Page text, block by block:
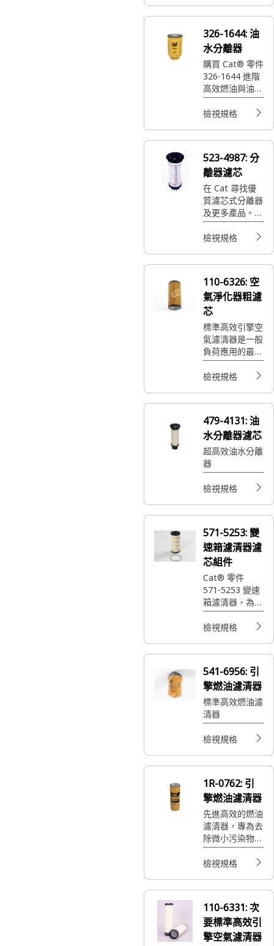
326-1644:油
水分離器
購買 Cat® 零件
326-1644 進階
高效燃油與油水
分離器，可延長
Cat® 機具使用
檢視規格
523-4987:分
離器濾芯
在 Cat 尋找優
質濾芯式分離器
及更多產品。探
索可靠的重載型
組件，如交流發
以滿足您的需
檢視規格
110-6326: 空
氣淨化器粗濾
芯
標準高效引擎空
氣濾清器是一般
負荷應用的最佳
選擇，可提供更
大的容量和快速
檢視規格
479-4131:油
水分離器濾芯
超高效油水分離
器
檢視規格
571-5253:變
速箱濾清器濾
芯組件
Cat® 零件
571-5253 變速
箱濾清器，為
Caterpillar 機器
提供保護與耐用
檢視規格
541-6956: 引
擎燃油濾清器
標準高效燃油濾
清器
檢視規格
1R-0762: 引
擎燃油濾清器
先進高效的燃油
濾清器，專為去
除微小污染物而
設計；保護靈敏
的噴油器，避免
修，從而節省寶
貴的時間和金
錢。
檢視規格
110-6331:次
要標準高效引
擎空氣濾清器